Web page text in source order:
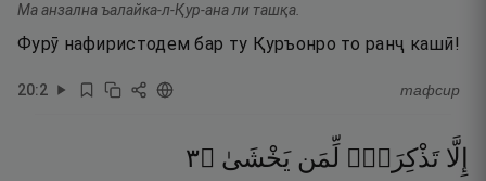
Ма анзална ъалайка-л-Қур-ана ли ташқа.
Фурӯ нафиристодем бар ту Қуръонро то ранҷ кашӣ!
20:2 тафсир
إِلَّا تَذْكِرَةًۭ لِّمَن يَخْشَىٰ ۝٣